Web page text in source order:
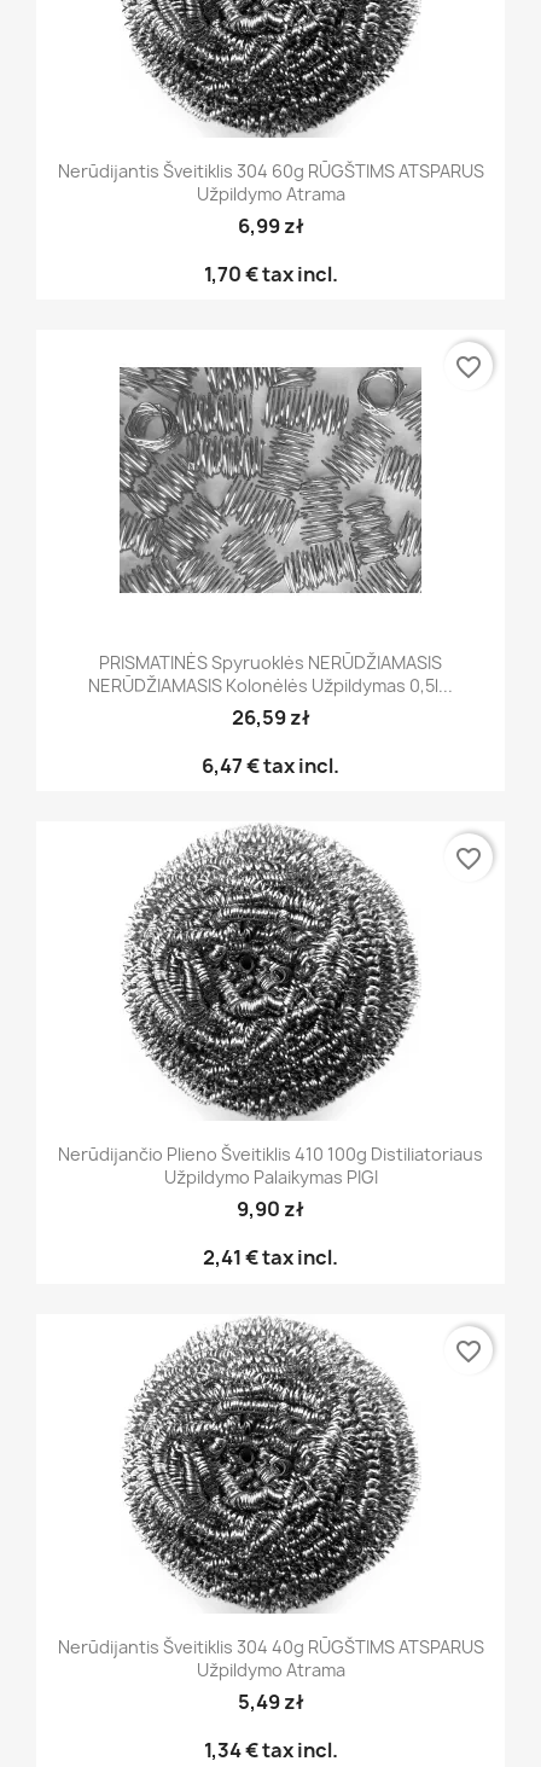
Nerūdijantis Šveitiklis 304 60g RŪGŠTIMS ATSPARUS
Užpildymo Atrama
6,99 zł
1,70 €tax incl.
PRISMATINĖS Spyruoklės NERŪDŽIAMASIS
NERŪDŽIAMASIS Kolonėlės Užpildymas 0,5l...
26,59 zł
6,47 €tax incl.
favorite_border
Nerūdijančio Plieno Šveitiklis 410 100g Distiliatoriaus
Užpildymo Palaikymas PIGI
9,90 zł
2,41 €tax incl.
favorite_border
Nerūdijantis Šveitiklis 304 40g RŪGŠTIMS ATSPARUS
Užpildymo Atrama
5,49 zł
1,34 €tax incl.
favorite_border